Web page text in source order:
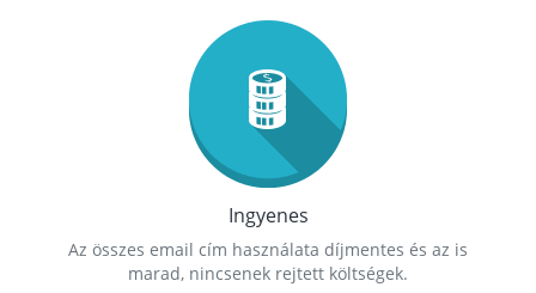
Ingyenes
Az összes email cím használata díjmentes és az is
marad, nincsenek rejtett költségek.